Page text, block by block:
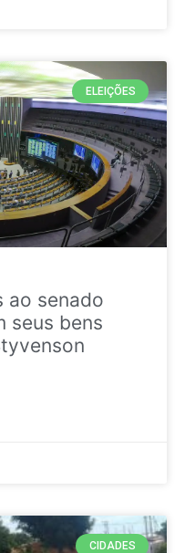
ELEIÇÕES
ao senado
seus bens
CIDADES